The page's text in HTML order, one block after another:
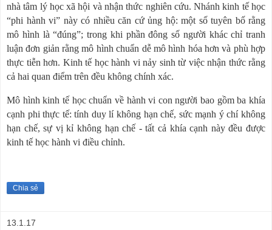
nhà tâm lý học xã hội và nhận thức nghiên cứu. Nhánh kinh tế học
“phi hành vi” này có nhiều căn cứ ủng hộ: một số tuyên bố rằng
mô hình là “đúng”; trong khi phần đông số người khác chỉ tranh
luận đơn giản rằng mô hình chuẩn dễ mô hình hóa hơn và phù hợp
thực tiễn hơn. Kinh tế học hành vi nảy sinh từ việc nhận thức rằng
cả hai quan điểm trên đều không chính xác.
Mô hình kinh tế học chuẩn về hành vi con người bao gồm ba khía
cạnh phi thực tế: tính duy lí không hạn chế, sức mạnh ý chí không
hạn chế, sự vị kỉ không hạn chế - tất cả khía cạnh này đều được
kinh tế học hành vi điều chỉnh.
Chia sẻ
13.1.17